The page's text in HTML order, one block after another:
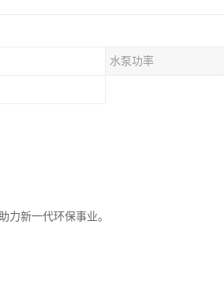
水泵功率
力新一代环保事业。